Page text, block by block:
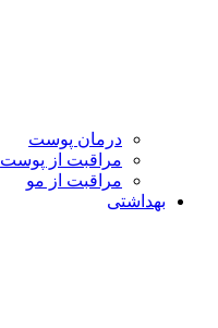
درمان پوست
مراقبت از پوست
مراقبت از مو
بهداشتی